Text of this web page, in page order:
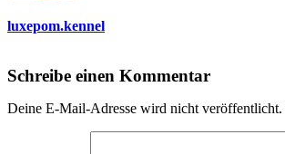
luxepom.kennel
Schreibe einen Kommentar
Deine E-Mail-Adresse wird nicht veröffentlicht.